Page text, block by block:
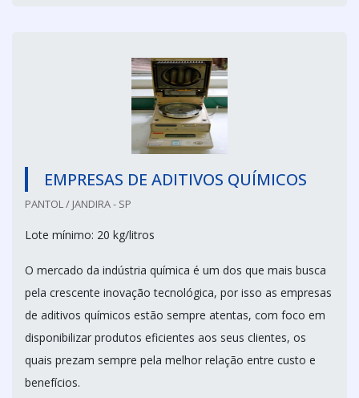
EMPRESAS DE ADITIVOS QUÍMICOS
PANTOL / JANDIRA - SP
Lote mínimo: 20 kg/litros
O mercado da indústria química é um dos que mais busca
pela crescente inovação tecnológica, por isso as empresas
de aditivos químicos estão sempre atentas, com foco em
disponibilizar produtos eficientes aos seus clientes, os
quais prezam sempre pela melhor relação entre custo e
benefícios.